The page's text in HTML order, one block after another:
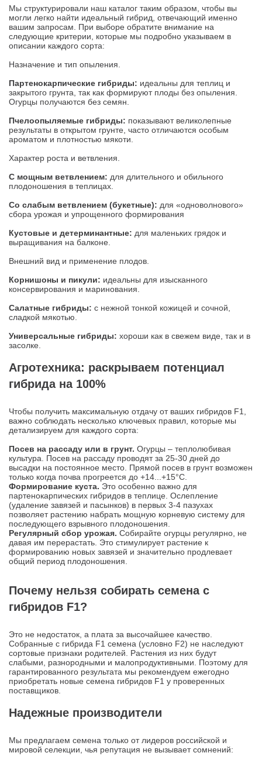
Мы структурировали наш каталог таким образом, чтобы вы
могли легко найти идеальный гибрид, отвечающий именно
вашим запросам. При выборе обратите внимание на
следующие критерии, которые мы подробно указываем в
описании каждого сорта:
Назначение и тип опыления.
Партенокарпические гибриды: идеальны для теплиц и
закрытого грунта, так как формируют плоды без опыления.
Огурцы получаются без семян.
Пчелоопыляемые гибриды: показывают великолепные
результаты в открытом грунте, часто отличаются особым
ароматом и плотностью мякоти.
Характер роста и ветвления.
С мощным ветвлением: для длительного и обильного
плодоношения в теплицах.
Со слабым ветвлением (букетные): для «одноволнового»
сбора урожая и упрощенного формирования
Кустовые и детерминантные: для маленьких грядок и
выращивания на балконе.
Внешний вид и применение плодов.
Корнишоны и пикули: идеальны для изысканного
консервирования и маринования.
Салатные гибриды: с нежной тонкой кожицей и сочной,
сладкой мякотью.
Универсальные гибриды: хороши как в свежем виде, так и в
засолке.
Агротехника: раскрываем потенциал
гибрида на 100%
Чтобы получить максимальную отдачу от ваших гибридов F1,
важно соблюдать несколько ключевых правил, которые мы
детализируем для каждого сорта:
Посев на рассаду или в грунт. Огурцы – теплолюбивая
культура. Посев на рассаду проводят за 25-30 дней до
высадки на постоянное место. Прямой посев в грунт возможен
только когда почва прогреется до +14...+15°С.
Формирование куста. Это особенно важно для
партенокарпических гибридов в теплице. Ослепление
(удаление завязей и пасынков) в первых 3-4 пазухах
позволяет растению набрать мощную корневую систему для
последующего взрывного плодоношения.
Регулярный сбор урожая. Собирайте огурцы регулярно, не
давая им перерастать. Это стимулирует растение к
формированию новых завязей и значительно продлевает
общий период плодоношения.
Почему нельзя собирать семена с
гибридов F1?
Это не недостаток, а плата за высочайшее качество.
Собранные с гибрида F1 семена (условно F2) не наследуют
сортовые признаки родителей. Растения из них будут
слабыми, разнородными и малопродуктивными. Поэтому для
гарантированного результата мы рекомендуем ежегодно
приобретать новые семена гибридов F1 у проверенных
поставщиков.
Надежные производители
Мы предлагаем семена только от лидеров российской и
мировой селекции, чья репутация не вызывает сомнений: